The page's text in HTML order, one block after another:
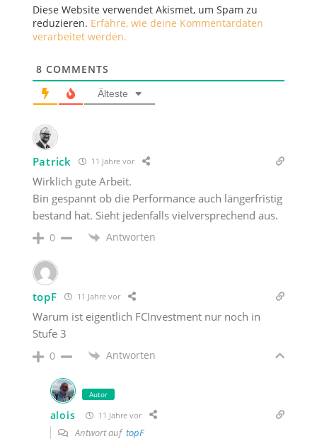
Diese Website verwendet Akismet, um Spam zu
reduzieren. Erfahre, wie deine Kommentardaten
verarbeitet werden.
8 COMMENTS
Älteste
Patrick 11 Jahre vor
Wirklich gute Arbeit.
Bin gespannt ob die Performance auch längerfristig
bestand hat. Sieht jedenfalls vielversprechend aus.
0 Antworten
topF 11 Jahre vor
Warum ist eigentlich FCInvestment nur noch in
Stufe 3
0 Antworten
Autor
alois 11 Jahre vor
Antwort auf topF